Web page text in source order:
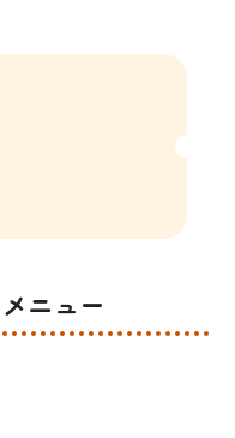
ニュー